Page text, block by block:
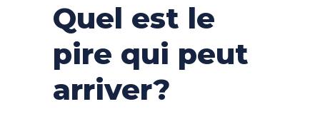
Quel est le
pire qui peut
arriver?